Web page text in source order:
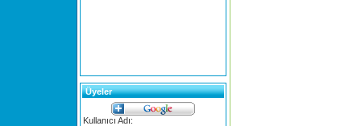
Üyeler
Kullanıcı Adı: